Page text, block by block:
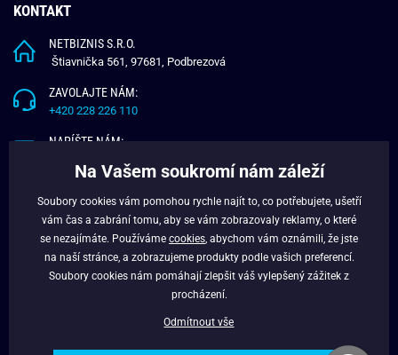
KONTAKT
NETBIZNIS S.R.O.
Štiavnička 561, 97681, Podbrezová
ZAVOLAJTE NÁM:
+420 228 226 110
NAPÍŠTE NÁM:
O NÁS
VĚRNOSTNÍ PROGRAM
Na Vašem soukromí nám záleží
Soubory cookies vám pomohou rychle najít to, co potřebujete, ušetří
vám čas a zabrání tomu, aby se vám zobrazovaly reklamy, o které
se nezajímáte. Používáme cookies , abychom vám oznámili, že jste
na naší stránce, a zobrazujeme produkty podle vašich preferencí.
Soubory cookies nám pomáhají zlepšit váš vylepšený zážitek z
procházení.
Odmítnout vše